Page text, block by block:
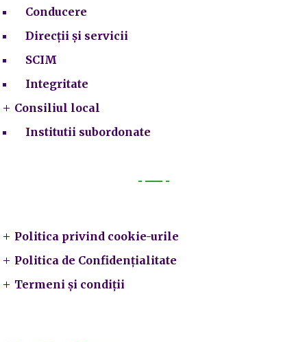
Conducere
Direcții și servicii
SCIM
Integritate
Consiliul local
Institutii subordonate
Politica privind cookie-urile
Politica de Confidențialitate
Termeni și condiții